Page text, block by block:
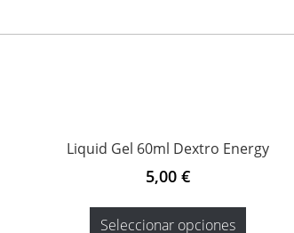
Liquid Gel 60ml Dextro Energy
5,00 €
Seleccionar opciones